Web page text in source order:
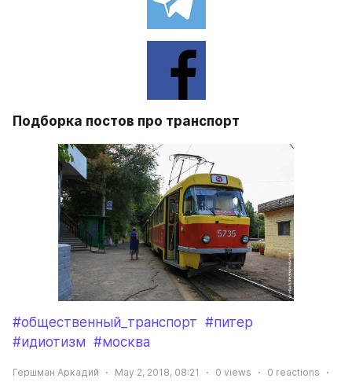
Подборка постов про транспорт
#общественный_транспорт #питер
#идиотизм #москва
Гершман Аркадий May 2, 2018, 08:21 0 views 0 reactions